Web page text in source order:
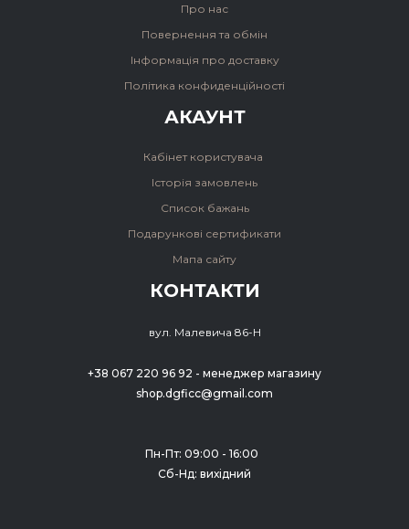
Про нас
Повернення та обмін
Інформація про доставку
Політика конфиденційності
АКАУНТ
Кабінет користувача
Історія замовлень
Список бажань
Подарункові сертификати
Мапа сайту
КОНТАКТИ
вул. Малевича 86-Н
+38 067 220 96 92 - менеджер магазину
shop.dgficc@gmail.com
Пн-Пт: 09:00 - 16:00
Сб-Нд: вихідний